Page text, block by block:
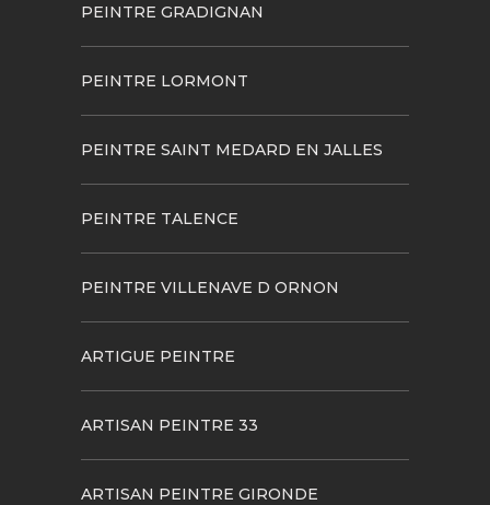
PEINTRE GRADIGNAN
PEINTRE LORMONT
PEINTRE SAINT MEDARD EN JALLES
PEINTRE TALENCE
PEINTRE VILLENAVE D ORNON
ARTIGUE PEINTRE
ARTISAN PEINTRE 33
ARTISAN PEINTRE GIRONDE